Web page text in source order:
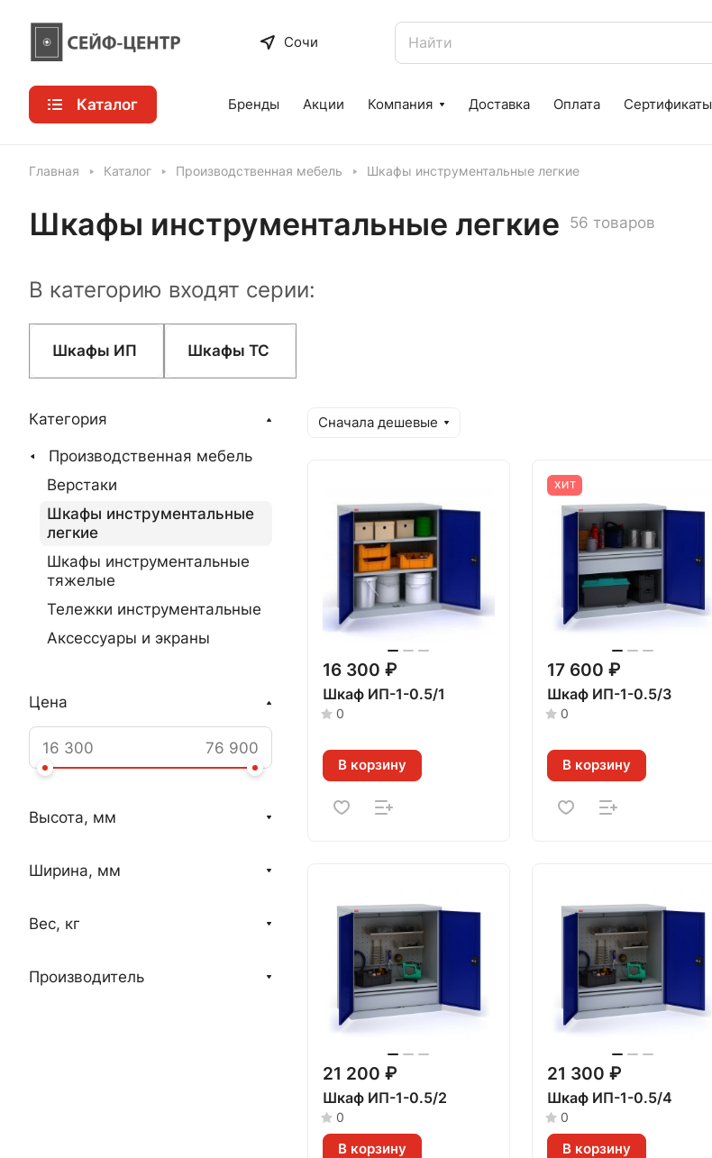
Сочи
Каталог Бренды Акции Компания Доставка Оплата Сертификаты
Главная Каталог Производственная мебель Шкафы инструментальные легкие
Шкафы инструментальные легкие 56 товаров
В категорию входят серии:
Шкафы ИП Шкафы ТС
Сначала дешевые
16 300 ₽
Шкаф ИП-1-0.5/1
0
В корзину
ХИТ
17 600 ₽
Шкаф ИП-1-0.5/3
0
В корзину
21 200 ₽
Шкаф ИП-1-0.5/2
0
В корзину
21 300 ₽
Шкаф ИП-1-0.5/4
0
В корзину
Категория
Производственная мебель
Верстаки
Шкафы инструментальные
легкие
Шкафы инструментальные
тяжелые
Тележки инструментальные
Аксессуары и экраны
Цена
Высота, мм
Ширина, мм
Вес, кг
Производитель